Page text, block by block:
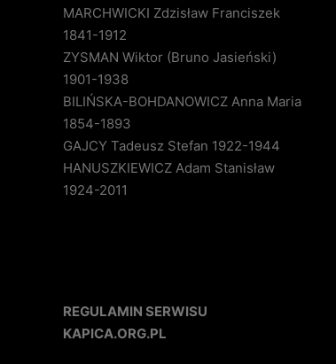
MARCHWICKI Zdzisław Franciszek
1841-1912
ZYSMAN Wiktor (Bruno Jasieński)
1901-1938
BILIŃSKA-BOHDANOWICZ Anna Maria
1854-1893
GAJCY Tadeusz Stefan 1922-1944
HANUSZKIEWICZ Adam Stanisław
1924-2011
REGULAMIN SERWISU
KAPICA.ORG.PL